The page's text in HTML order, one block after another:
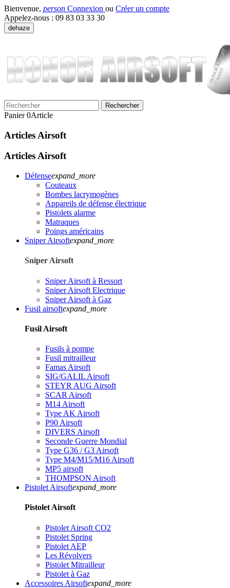
Bienvenue, person Connexion ou Créer un compte
Appelez-nous : 09 83 03 33 30
dehaze
Rechercher
Panier 0Article
Articles Airsoft
Articles Airsoft
Défenseexpand_more
Couteaux
Bombes lacrymogènes
Appareils de défense électrique
Pistolets alarme
Matraques
Poings américains
Sniper Airsoftexpand_more
Sniper Airsoft
Sniper Airsoft à Ressort
Sniper Airsoft Electrique
Sniper Airsoft à Gaz
Fusil airsoftexpand_more
Fusil Airsoft
Fusils à pompe
Fusil mitrailleur
Famas Airsoft
SIG/GALIL Airsoft
STEYR AUG Airsoft
SCAR Airsoft
M14 Airsoft
Type AK Airsoft
P90 Airsoft
DIVERS Airsoft
Seconde Guerre Mondial
Type G36 / G3 Airsoft
Type M4/M15/M16 Airsoft
MP5 airsoft
THOMPSON Airsoft
Pistolet Airsoftexpand_more
Pistolet Airsoft
Pistolet Airsoft CO2
Pistolet Spring
Pistolet AEP
Les Révolvers
Pistolet Mitrailleur
Pistolet à Gaz
Accessoires Airsoftexpand_more